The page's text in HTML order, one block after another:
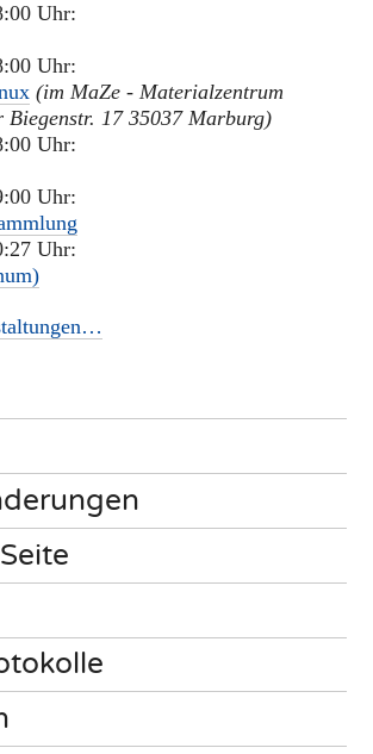
Uhr:
Uhr:
(im MaZe - Materialzentrum
17 35037 Marburg)
Uhr:
Uhr:
Uhr: